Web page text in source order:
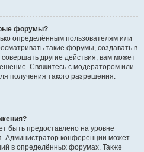
форумы?
определённым пользователям или
такие форумы, создавать в
другие действия, вам может
Свяжитесь с модератором или
получения такого разрешения.
быть предоставлено на уровне
Администратор конференции может
в определённых форумах. Также